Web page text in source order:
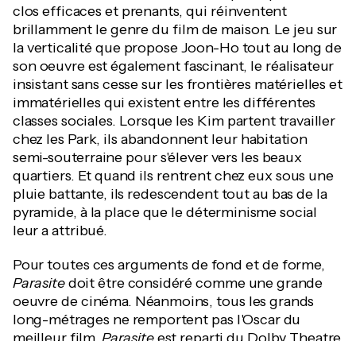
clos efficaces et prenants, qui réinventent
brillamment le genre du film de maison. Le jeu sur
la verticalité que propose Joon-Ho tout au long de
son oeuvre est également fascinant, le réalisateur
insistant sans cesse sur les frontières matérielles et
immatérielles qui existent entre les différentes
classes sociales. Lorsque les Kim partent travailler
chez les Park, ils abandonnent leur habitation
semi-souterraine pour s'élever vers les beaux
quartiers. Et quand ils rentrent chez eux sous une
pluie battante, ils redescendent tout au bas de la
pyramide, à la place que le déterminisme social
leur a attribué.
Pour toutes ces arguments de fond et de forme,
Parasitedoit être considéré comme une grande
oeuvre de cinéma. Néanmoins, tous les grands
long-métrages ne remportent pas l'Oscar du